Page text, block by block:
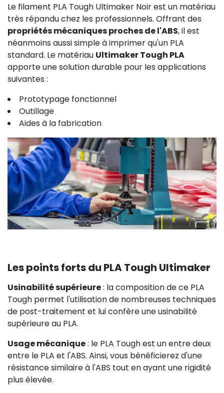
Le filament PLA Tough Ultimaker Noir est un matériau
très répandu chez les professionnels. Offrant des
propriétés mécaniques proches de l'ABS, il est
néanmoins aussi simple à imprimer qu'un PLA
standard. Le matériau Ultimaker Tough PLA
apporte une solution durable pour les applications
suivantes :
Prototypage fonctionnel
Outillage
Aides à la fabrication
Les points forts du PLA Tough Ultimaker
Usinabilité supérieure: la composition de ce PLA
Tough permet l'utilisation de nombreuses techniques
de post-traitement et lui confère une usinabilité
supérieure au PLA.
Usage mécanique: le PLA Tough est un entre deux
entre le PLA et l'ABS. Ainsi, vous bénéficierez d'une
résistance similaire à l'ABS tout en ayant une rigidité
plus élevée.